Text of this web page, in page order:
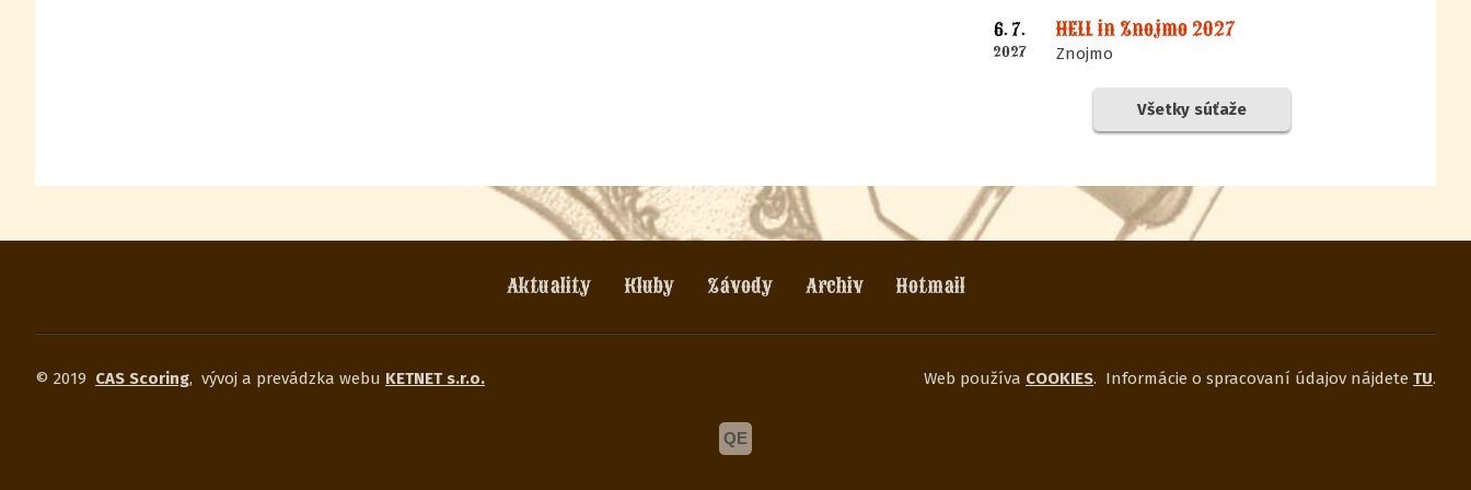
6. 7.
2027
HELL in Znojmo 2027
Znojmo
Všetky súťaže
Aktuality Kluby Závody Archiv Hotmail
© 2019 CAS Scoring, vývoj a prevádzka webu KETNET s.r.o. Web používa COOKIES. Informácie o spracovaní údajov nájdete TU.
QE